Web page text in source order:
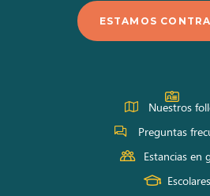
en
en
ESTAMOS
Nuestros
Preguntas
Estancias en
Escolares